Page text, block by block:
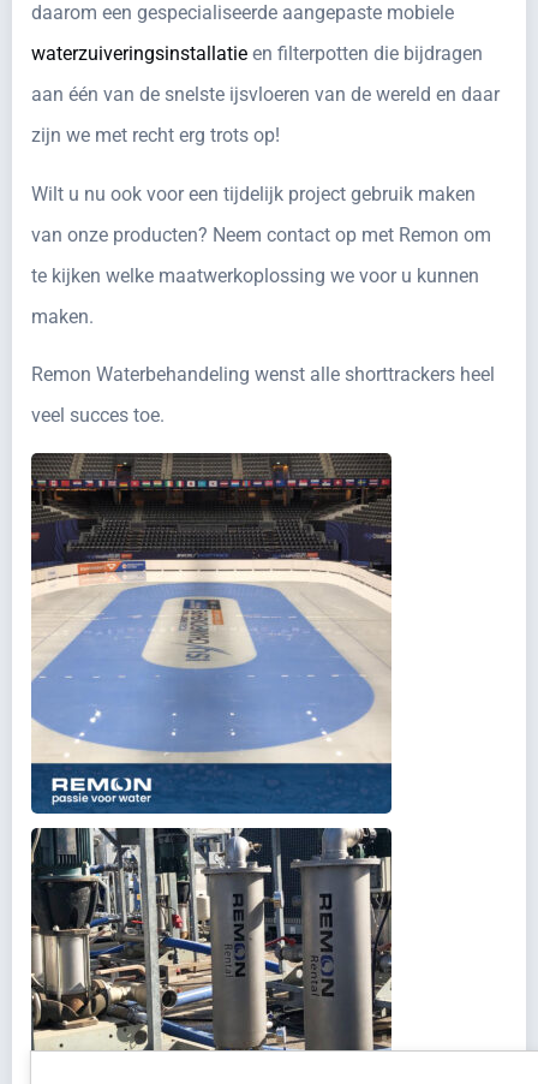
daarom een gespecialiseerde aangepaste mobiele
waterzuiveringsinstallatie en filterpotten die bijdragen
aan één van de snelste ijsvloeren van de wereld en daar
zijn we met recht erg trots op!
Wilt u nu ook voor een tijdelijk project gebruik maken
van onze producten? Neem contact op met Remon om
te kijken welke maatwerkoplossing we voor u kunnen
maken.
Remon Waterbehandeling wenst alle shorttrackers heel
veel succes toe.